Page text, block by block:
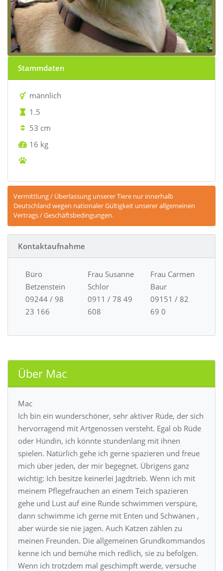
Stammdaten
männlich
1.5
53 cm
16 kg
Vermittlung / Überlassung unserer Tiere nur innerhalb
Deutschland wegen nationaler Gültigkeit unserer allgemeinen
Vertrags / Geschäftsbedingungen.
Kontaktaufnahme
Büro
Betzenstein
09244 / 98
23 166
Frau Susanne
Schlor
0911 / 78 49
608
Frau Carmen
Baur
09151 / 82
69 0
Über Mac
Mac
Ich bin ein wunderschöner, sehr aktiver Rüde, der sich
hervorragend mit Artgenossen versteht. Egal ob Rüde
oder Hündin, ich könnte stundenlang mit ihnen
spielen. Natürlich gehe ich gerne spazieren und freue
mich über jeden, der mir begegnet. Übrigens ganz
wichtig: Ich besitze keinerlei Jagdtrieb. Wenn ich mit
meinem Pflegefrauchen an einem Teich spazieren
gehe und Lust auf eine Runde schwimmen verspüre,
dann schwimme ich gerne mit Enten und Schwänen ,
aber würde sie nie jagen. Auch Katzen zählen zu
meinen Freunden. Die allgemeinen Grundkommandos
kenne ich und bemühe mich redlich, sie zu befolgen.
Wenn ich trotzdem mal geschimpft werde, versuche